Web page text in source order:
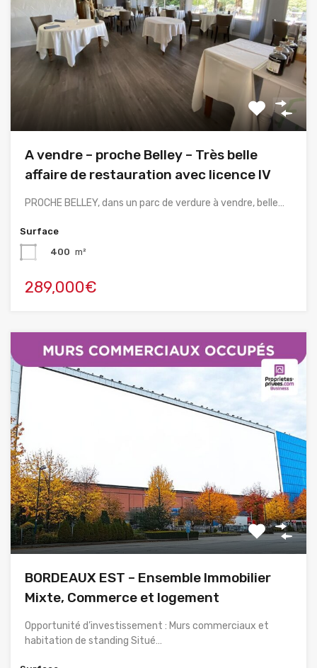
A vendre – proche Belley – Très belle
affaire de restauration avec licence IV
PROCHE BELLEY, dans un parc de verdure à vendre, belle…
Surface
400 m²
289,000€
BORDEAUX EST – Ensemble Immobilier
Mixte, Commerce et logement
Opportunité d’investissement : Murs commerciaux et
habitation de standing Situé…